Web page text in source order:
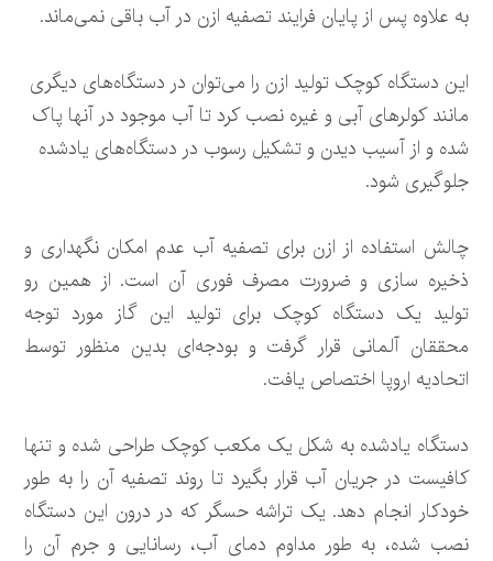
به علاوه پس از پایان فرایند تصفیه ازن در آب باقی نمی‌ماند.
این دستگاه کوچک تولید ازن را می‌توان در دستگاه‌های دیگری
مانند کولرهای آبی و غیره نصب کرد تا آب موجود در آنها پاک
شده و از آسیب دیدن و تشکیل رسوب در دستگاه‌های یادشده
جلوگیری شود.
چالش استفاده از ازن برای تصفیه آب عدم امکان نگهداری و
ذخیره سازی و ضرورت مصرف فوری آن است. از همین رو
تولید یک دستگاه کوچک برای تولید این گاز مورد توجه
محققان آلمانی قرار گرفت و بودجه‌ای بدین منظور توسط
اتحادیه اروپا اختصاص یافت.
دستگاه یادشده به شکل یک مکعب کوچک طراحی شده و تنها
کافیست در جریان آب قرار بگیرد تا روند تصفیه آن را به طور
خودکار انجام دهد. یک تراشه حسگر که در درون این دستگاه
نصب شده، به طور مداوم دمای آب، رسانایی و جرم آن را